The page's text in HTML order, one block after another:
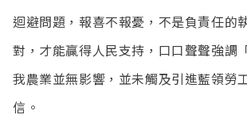
迴避問題，報喜不報憂，不是負責任的
對，才能贏得人民支持，口口聲聲強調
我農業並無影響，並未觸及引進藍領勞
信。